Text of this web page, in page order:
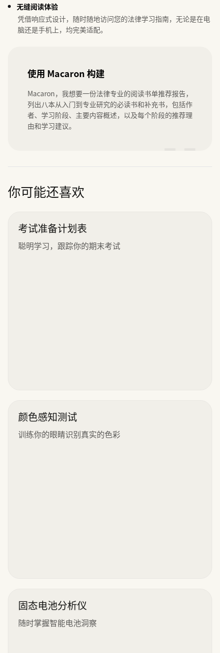
无缝阅读体验
凭借响应式设计，随时随地访问您的法律学习指南，无论是在电
脑还是手机上，均完美适配。
使用 Macaron 构建
Macaron，我想要一份法律专业的阅读书单推荐报告，
列出八本从入门到专业研究的必读书和补充书，包括作
者、学习阶段、主要内容概述，以及每个阶段的推荐理
由和学习建议。
你可能还喜欢
考试准备计划表
聪明学习，跟踪你的期末考试
颜色感知测试
训练你的眼睛识别真实的色彩
固态电池分析仪
随时掌握智能电池洞察